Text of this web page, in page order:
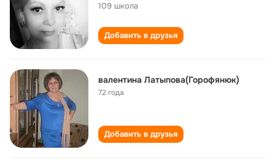
109 школа
Добавить в друзья
валентина Латыпова(Горофянюк)
72 года
Добавить в друзья